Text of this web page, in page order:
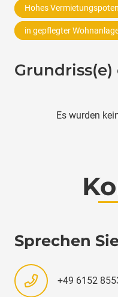
Hohes
in gepflegter
Es wurden
Sprechen
+49 6152